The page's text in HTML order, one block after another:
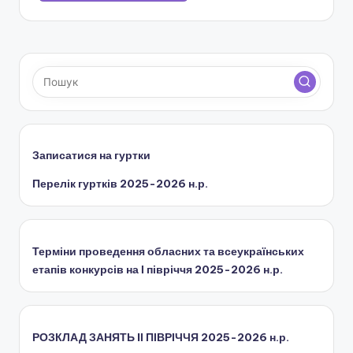
ї
а
д
и
Записатися на гуртки
Перелік гуртків 2025-2026 н.р.
Терміни проведення обласних та всеукраїнських
етапів конкурсів на І півріччя 2025-2026 н.р.
РОЗКЛАД ЗАНЯТЬ IІ ПІВРІЧЧЯ 2025-2026 н.р.